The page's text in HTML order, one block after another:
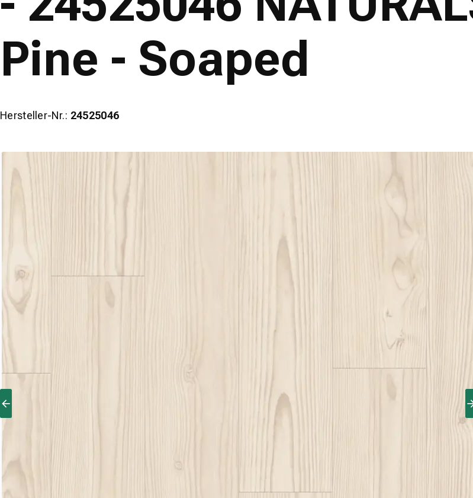
Pine - Soaped
Hersteller-Nr.: 24525046